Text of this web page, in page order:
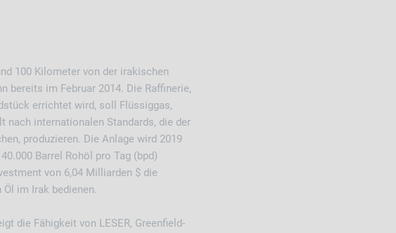
100 Kilometer von der irakischen
bereits im Februar 2014. Die Raffinerie,
errichtet wird, soll Flüssiggas,
nach internationalen Standards, die der
produzieren. Die Anlage wird 2019
Barrel Rohöl pro Tag (bpd)
von 6,04 Milliarden $ die
im Irak bedienen.
die Fähigkeit von LESER, Greenfield-